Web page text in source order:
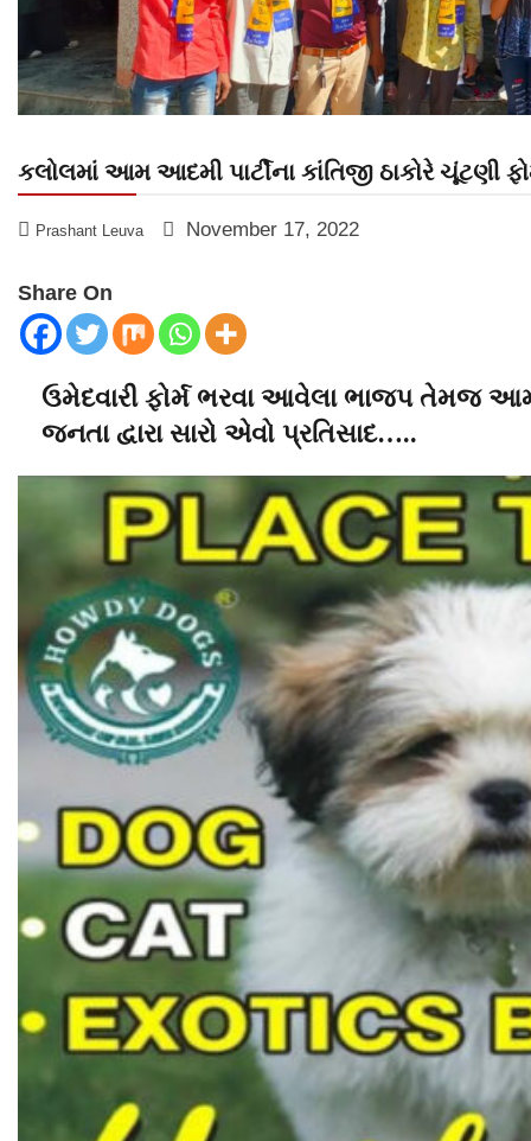
કલોલમાં આમ આદમી પાર્ટીના કાંતિજી ઠાકોરે ચૂંટણી
Prashant Leuva November 17, 2022
Share On
ઉમેદવારી ફોર્મ ભરવા આવેલા ભાજપ તેમજ
જનતા દ્વારા સારો એવો પ્રતિસાદ…..